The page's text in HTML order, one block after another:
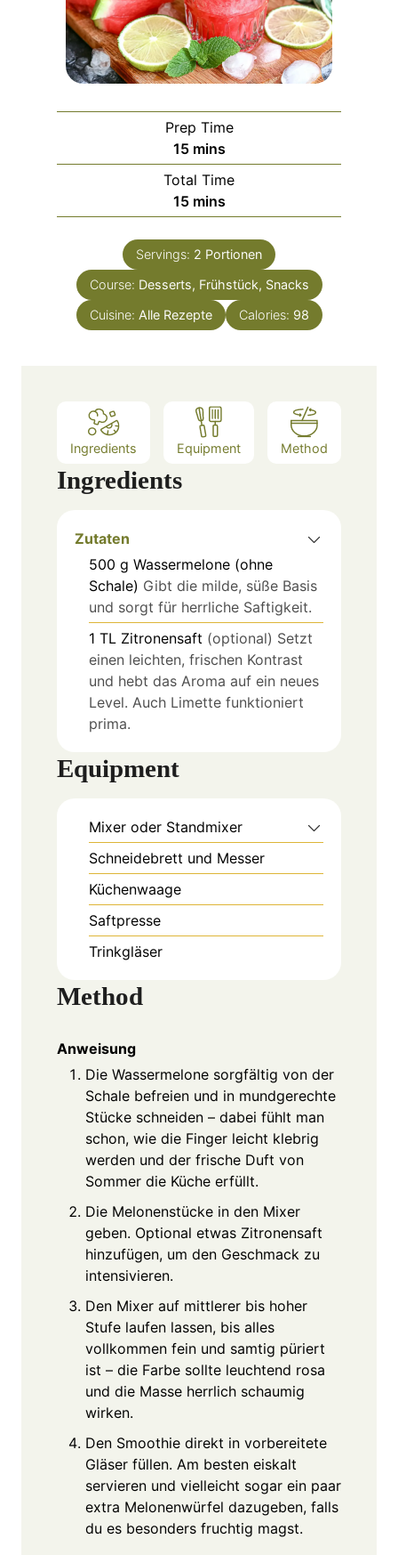
Prep Time
15m
i
n
u
e
mins
Total Time
15m
i
n
u
t
s
mins
Servings: 2 Portionen
Course: Desserts, Frühstück, Snacks
Cuisine: Alle Rezepte Calories: 98
Ingredients Equipment Method
Ingredients
Zutaten
500 g Wassermelone (ohne
Schale) Gibt die milde, süße Basis
und sorgt für herrliche Saftigkeit.
1 TL Zitronensaft (optional) Setzt
einen leichten, frischen Kontrast
und hebt das Aroma auf ein neues
Level. Auch Limette funktioniert
prima.
Equipment
Mixer oder Standmixer
Schneidebrett und Messer
Küchenwaage
Saftpresse
Trinkgläser
Method
Anweisung
Die Wassermelone sorgfältig von der
Schale befreien und in mundgerechte
Stücke schneiden – dabei fühlt man
schon, wie die Finger leicht klebrig
werden und der frische Duft von
Sommer die Küche erfüllt.
Die Melonenstücke in den Mixer
geben. Optional etwas Zitronensaft
hinzufügen, um den Geschmack zu
intensivieren.
Den Mixer auf mittlerer bis hoher
Stufe laufen lassen, bis alles
vollkommen fein und samtig püriert
ist – die Farbe sollte leuchtend rosa
und die Masse herrlich schaumig
wirken.
Den Smoothie direkt in vorbereitete
Gläser füllen. Am besten eiskalt
servieren und vielleicht sogar ein paar
extra Melonenwürfel dazugeben, falls
du es besonders fruchtig magst.